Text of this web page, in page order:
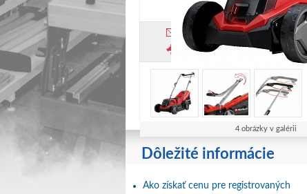
4 obrázky v galérii
Pošli známemu
Strážiaci pes
Dôležité informácie
Ako získať cenu pre registrovaných